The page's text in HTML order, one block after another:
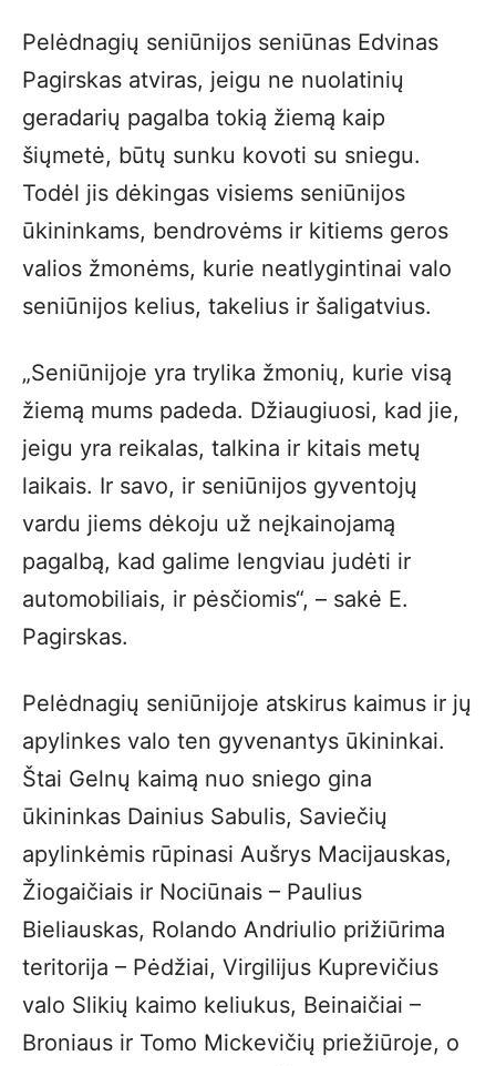
Pelėdnagių seniūnijos seniūnas Edvinas
Pagirskas atviras, jeigu ne nuolatinių
geradarių pagalba tokią žiemą kaip
šiųmetė, būtų sunku kovoti su sniegu.
Todėl jis dėkingas visiems seniūnijos
ūkininkams, bendrovėms ir kitiems geros
valios žmonėms, kurie neatlygintinai valo
seniūnijos kelius, takelius ir šaligatvius.
„Seniūnijoje yra trylika žmonių, kurie visą
žiemą mums padeda. Džiaugiuosi, kad jie,
jeigu yra reikalas, talkina ir kitais metų
laikais. Ir savo, ir seniūnijos gyventojų
vardu jiems dėkoju už neįkainojamą
pagalbą, kad galime lengviau judėti ir
automobiliais, ir pėsčiomis“, – sakė E.
Pagirskas.
Pelėdnagių seniūnijoje atskirus kaimus ir jų
apylinkes valo ten gyvenantys ūkininkai.
Štai Gelnų kaimą nuo sniego gina
ūkininkas Dainius Sabulis, Saviečių
apylinkėmis rūpinasi Aušrys Macijauskas,
Žiogaičiais ir Nociūnais – Paulius
Bieliauskas, Rolando Andriulio prižiūrima
teritorija – Pėdžiai, Virgilijus Kuprevičius
valo Slikių kaimo keliukus, Beinaičiai –
Broniaus ir Tomo Mickevičių priežiūroje, o